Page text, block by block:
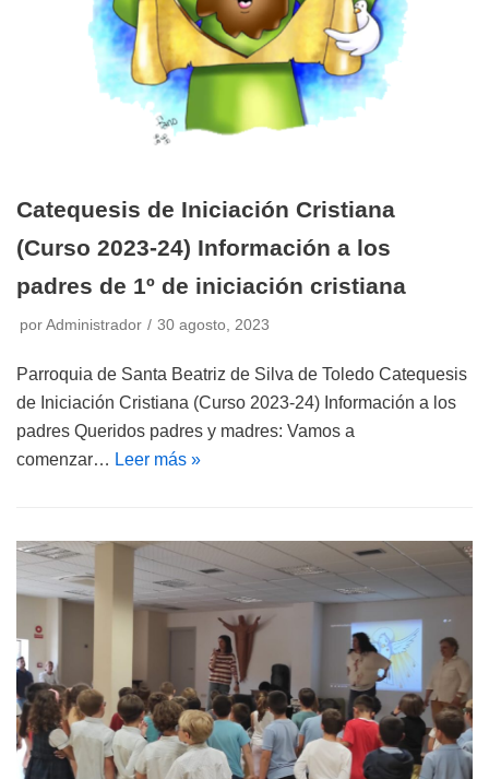
Catequesis de Iniciación Cristiana
(Curso 2023-24) Información a los
padres de 1º de iniciación cristiana
por Administrador 30 agosto, 2023
Parroquia de Santa Beatriz de Silva de Toledo Catequesis
de Iniciación Cristiana (Curso 2023-24) Información a los
padres Queridos padres y madres: Vamos a
comenzar… Leer más »